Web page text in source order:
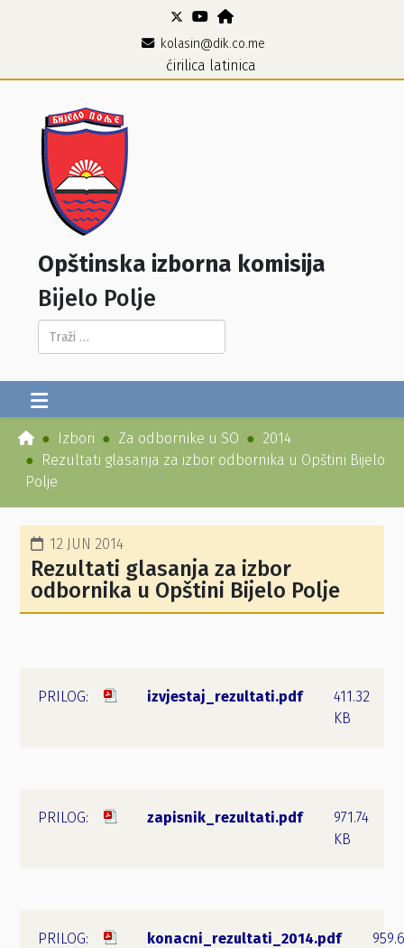
kolasin@dik.co.me
ćirilica latinica
Opštinska izborna komisija
Bijelo Polje
Pretraga...
Izbori Za odbornike u SO
2014
Rezultati glasanja za izbor odbornika u Opštini Bijelo
Polje
12 JUN 2014
Rezultati glasanja za izbor
odbornika u Opštini Bijelo Polje
izvjestaj_rezultati.pdf
411.32
KB
zapisnik_rezultati.pdf
971.74
KB
konacni_rezultati_2014.pdf